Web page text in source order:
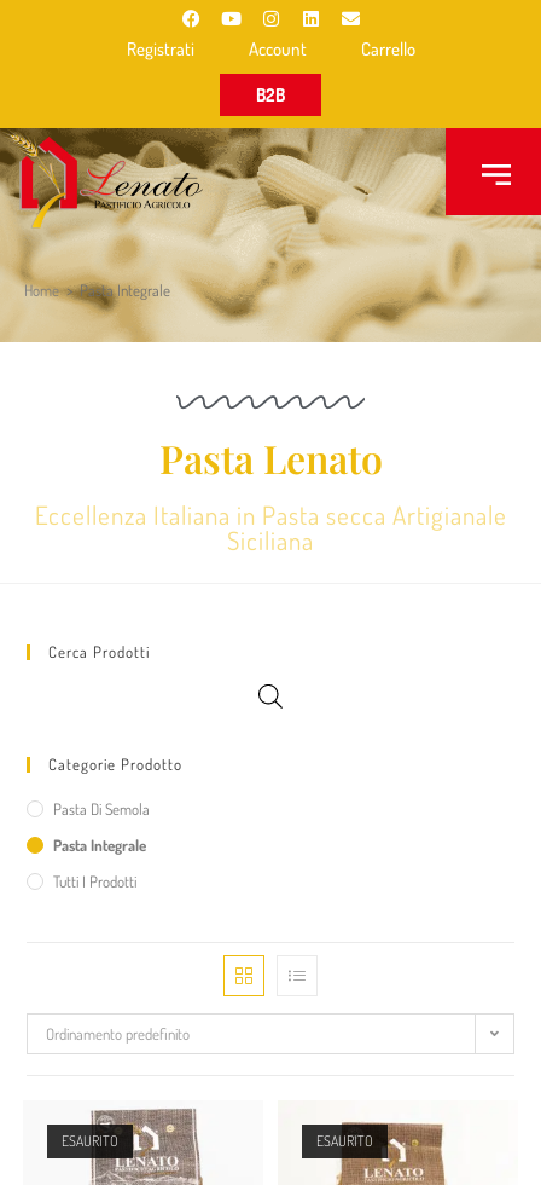
Registrati Account
Carrello
B2B
Home > Pasta Integrale
Pasta Lenato
Eccellenza Italiana in Pasta secca Artigianale
Siciliana
Cerca Prodotti
Categorie Prodotto
Pasta Di Semola
Pasta Integrale
Tutti I Prodotti
Ordinamento predefinito
ESAURITO ESAURITO